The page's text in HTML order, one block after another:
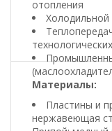
отопления
Холодильной
Материалы:
Пластины и
нержавеющая